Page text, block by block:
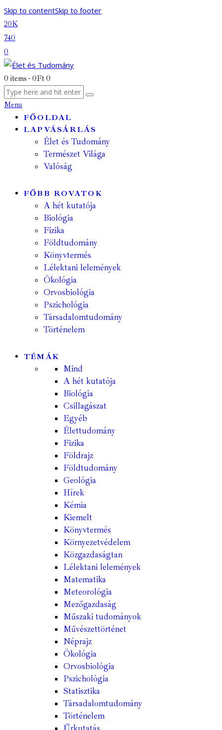
Skip to contentSkip to footer
20K
740
0
0 items - 0Ft 0
Menu
FŐOLDAL
LAPVÁSÁRLÁS
Élet és Tudomány
Természet Világa
Valóság
FŐBB ROVATOK
A hét kutatója
Biológia
Fizika
Földtudomány
Könyvtermés
Lélektani lelemények
Ökológia
Orvosbiológia
Pszichológia
Társadalomtudomány
Történelem
TÉMÁK
Mind
A hét kutatója
Biológia
Csillagászat
Egyéb
Élettudomány
Fizika
Földrajz
Földtudomány
Geológia
Hírek
Kémia
Kiemelt
Könyvtermés
Környezetvédelem
Közgazdaságtan
Lélektani lelemények
Matematika
Meteorológia
Mezőgazdaság
Műszaki tudományok
Művészettörténet
Néprajz
Ökológia
Orvosbiológia
Pszichológia
Statisztika
Társadalomtudomány
Történelem